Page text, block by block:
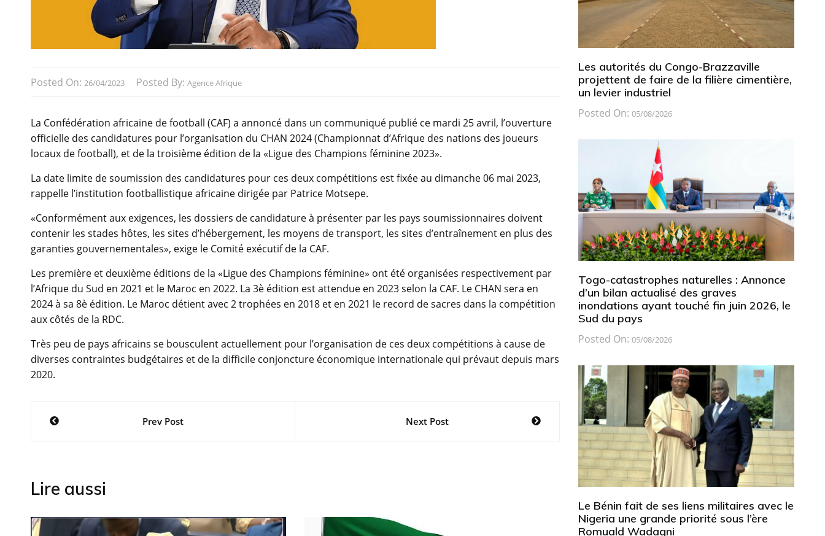
Posted On: 26/04/2023 Posted By: Agence Afrique
La Confédération africaine de football (CAF) a annoncé dans un communiqué publié ce mardi 25 avril, l’ouverture
officielle des candidatures pour l’organisation du CHAN 2024 (Championnat d’Afrique des nations des joueurs
locaux de football), et de la troisième édition de la «Ligue des Champions féminine 2023».
La date limite de soumission des candidatures pour ces deux compétitions est fixée au dimanche 06 mai 2023,
rappelle l’institution footballistique africaine dirigée par Patrice Motsepe.
«Conformément aux exigences, les dossiers de candidature à présenter par les pays soumissionnaires doivent
contenir les stades hôtes, les sites d’hébergement, les moyens de transport, les sites d’entraînement en plus des
garanties gouvernementales», exige le Comité exécutif de la CAF.
Les première et deuxième éditions de la «Ligue des Champions féminine» ont été organisées respectivement par
l’Afrique du Sud en 2021 et le Maroc en 2022. La 3è édition est attendue en 2023 selon la CAF. Le CHAN sera en
2024 à sa 8è édition. Le Maroc détient avec 2 trophées en 2018 et en 2021 le record de sacres dans la compétition
aux côtés de la RDC.
Très peu de pays africains se bousculent actuellement pour l’organisation de ces deux compétitions à cause de
diverses contraintes budgétaires et de la difficile conjoncture économique internationale qui prévaut depuis mars
2020.
NavigationPrev Post Next Post
Lire aussi
Les autorités du Congo-Brazzaville
projettent de faire de la filière cimentière,
un levier industriel
Posted On: 05/08/2026
Togo-catastrophes naturelles : Annonce
d’un bilan actualisé des graves
inondations ayant touché fin juin 2026, le
Sud du pays
Posted On: 05/08/2026
Le Bénin fait de ses liens militaires avec le
Nigeria une grande priorité sous l’ère
Romuald Wadagni